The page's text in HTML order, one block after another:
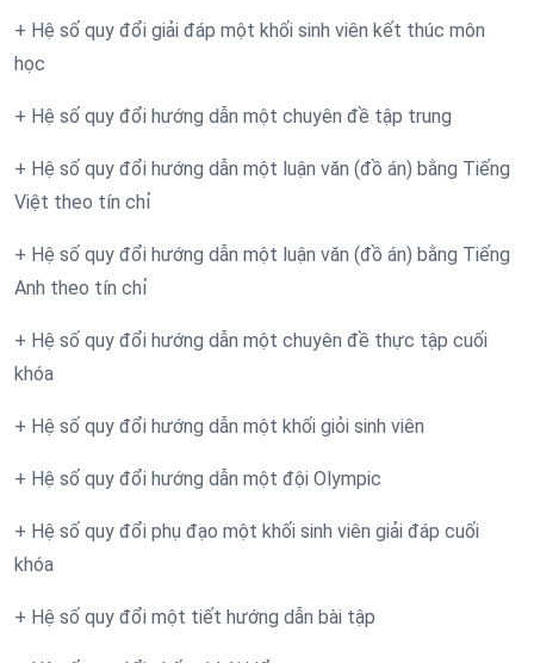
+ Hệ số quy đổi giải đáp một khối sinh viên kết thúc môn
học
+ Hệ số quy đổi hướng dẫn một chuyên đề tập trung
+ Hệ số quy đổi hướng dẫn một luận văn (đồ án) bằng Tiếng
Việt theo tín chỉ
+ Hệ số quy đổi hướng dẫn một luận văn (đồ án) bằng Tiếng
Anh theo tín chỉ
+ Hệ số quy đổi hướng dẫn một chuyên đề thực tập cuối
khóa
+ Hệ số quy đổi hướng dẫn một khối giỏi sinh viên
+ Hệ số quy đổi hướng dẫn một đội Olympic
+ Hệ số quy đổi phụ đạo một khối sinh viên giải đáp cuối
khóa
+ Hệ số quy đổi một tiết hướng dẫn bài tập